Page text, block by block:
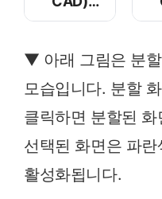
리습 LISP
표
▼ 아래 그림은 분
모습입니다. 분할
클릭하면 분할된
선택된 화면은 파란
활성화됩니다.